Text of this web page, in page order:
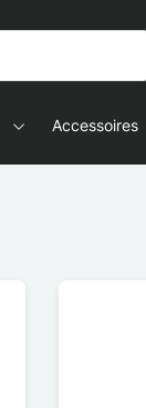
Accessoires